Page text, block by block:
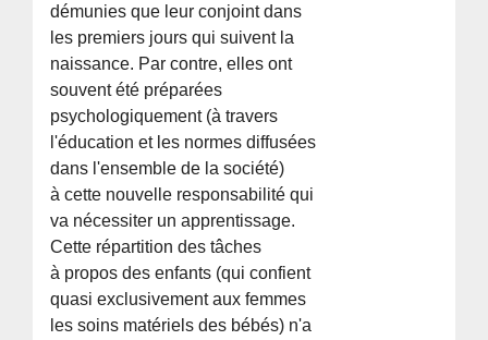
démunies que leur conjoint dans
les premiers jours qui suivent la
naissance. Par contre, elles ont
souvent été préparées
psychologiquement (à travers
l'éducation et les normes diffusées
dans l'ensemble de la société)
à cette nouvelle responsabilité qui
va nécessiter un apprentissage.
Cette répartition des tâches
à propos des enfants (qui confient
quasi exclusivement aux femmes
les soins matériels des bébés) n'a